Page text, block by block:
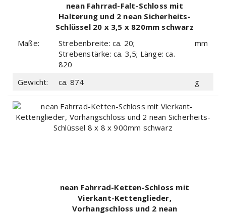
nean Fahrrad-Falt-Schloss mit
Halterung und 2 nean Sicherheits-
Schlüssel 20 x 3,5 x 820mm schwarz
Maße:
Strebenbreite: ca. 20;
Strebenstärke: ca. 3,5; Länge: ca.
820
mm
Gewicht: ca. 874 g
nean Fahrrad-Ketten-Schloss mit
Vierkant-Kettenglieder,
Vorhangschloss und 2 nean